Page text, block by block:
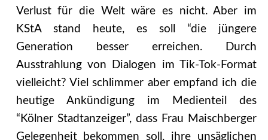
Verlust für die Welt wäre es nicht. Aber im
KStA stand heute, es soll “die jüngere
Generation besser erreichen. Durch
Ausstrahlung von Dialogen im Tik-Tok-Format
vielleicht? Viel schlimmer aber empfand ich die
heutige Ankündigung im Medienteil des
“Kölner Stadtanzeiger”, dass Frau Maischberger
Gelegenheit bekommen soll, ihre unsäglichen